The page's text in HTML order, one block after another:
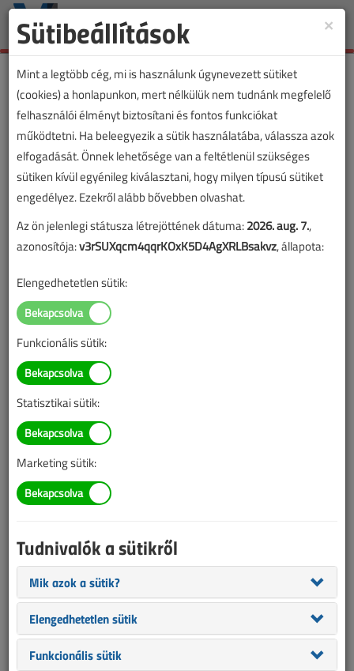
Toggle
VL lapszámvásárlás
Villanyszerelők Lapja 2019. októberi
lapszám
A lapszám megvásárlásával korlátlan hozzáférést kap a
lapszám cikkeihez és pdf formátumban letöltheti a
lapszámot. A sikeres online elektronikus fizetést követően
azonnal aktiválódik a hozzáférés a lapszámhoz. A
hozzáférése nem évül el.
A rendeléshez kérjük, lépjen be!
Illetve, ha még nem tette meg, kérjük, regisztráljon!
Tudnivalók az online lapszámvásárlásról
Van más mód ahhoz, hogy hozzáférjek egy lapszámhoz?
A megvásárolt lapszámot megkapom nyomtatott
formában is?
Meddig érvényes a hozzáférés a megvásárolt
lapszámhoz?
VL előfizetés
×
Sütibeállítások
Mint a legtöbb cég, mi is használunk úgynevezett sütiket
(cookies) a honlapunkon, mert nélkülük nem tudnánk megfelelő
felhasználói élményt biztosítani és fontos funkciókat
működtetni. Ha beleegyezik a sütik használatába, válassza azok
elfogadását. Önnek lehetősége van a feltétlenül szükséges
sütiken kívül egyénileg kiválasztani, hogy milyen típusú sütiket
engedélyez. Ezekről alább bővebben olvashat.
Az ön jelenlegi státusza létrejöttének dátuma:2026. aug. 7.,
azonosítója:v3rSUXqcm4qqrKOxK5D4AgXRLBsakvz, állapota:
Elengedhetetlen sütik:
Funkcionális sütik:
Statisztikai sütik:
Marketing sütik:
Tudnivalók a sütikről
Mik azok a sütik?
Elengedhetetlen sütik
Funkcionális sütik